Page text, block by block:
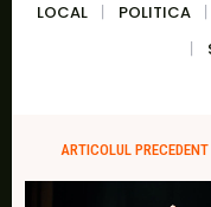
LOCAL POLITICA
ARTICOLUL PRECEDENT